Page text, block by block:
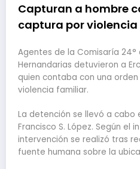
Capturan a hombre
captura por
Agentes de la Comisaría 24°
Hernandarias detuvieron a
quien contaba con una
violencia familiar.
La detención se llevó a cabo
Francisco S. López. Según el
intervención se realizó tras
fuente humana sobre la